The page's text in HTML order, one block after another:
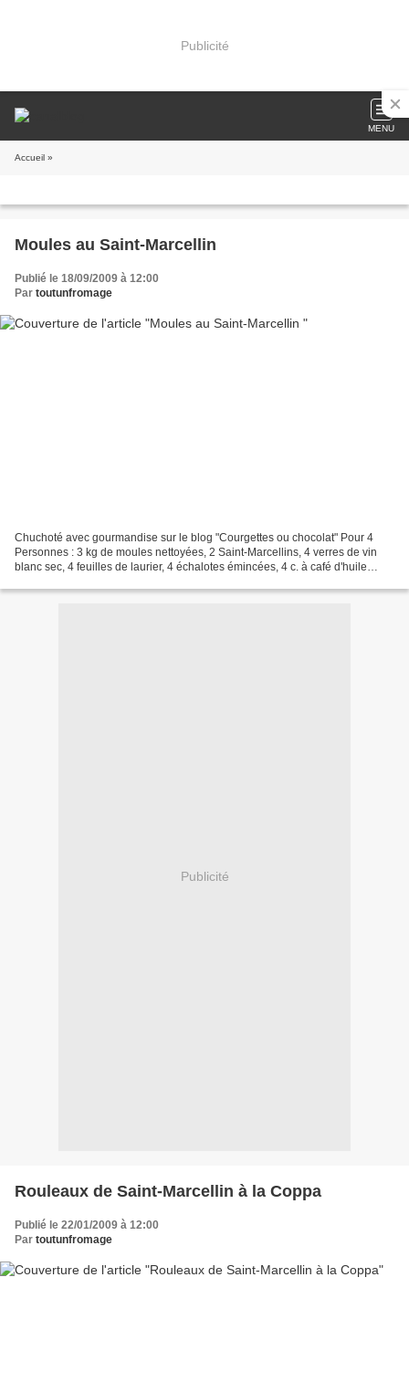
Publicité
MENU
Accueil »
Moules au Saint-Marcellin
Publié le 18/09/2009 à 12:00
Par toutunfromage
Chuchoté avec gourmandise sur le blog "Courgettes ou chocolat" Pour 4
Personnes : 3 kg de moules nettoyées, 2 Saint-Marcellins, 4 verres de vin
blanc sec, 4 feuilles de laurier, 4 échalotes émincées, 4 c. à café d'huile
Publicité
Rouleaux de Saint-Marcellin à la Coppa
Publié le 22/01/2009 à 12:00
Par toutunfromage